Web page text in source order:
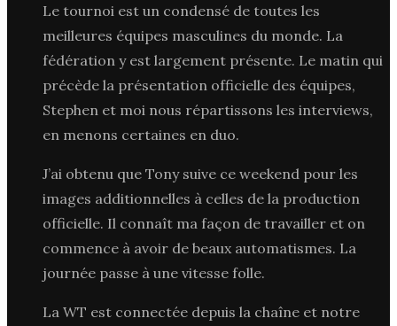
Le tournoi est un condensé de toutes les
meilleures équipes masculines du monde. La
fédération y est largement présente. Le matin qui
précède la présentation officielle des équipes,
Stephen et moi nous répartissons les interviews,
en menons certaines en duo.
J’ai obtenu que Tony suive ce weekend pour les
images additionnelles à celles de la production
officielle. Il connaît ma façon de travailler et on
commence à avoir de beaux automatismes. La
journée passe à une vitesse folle.
La WT est connectée depuis la chaîne et notre